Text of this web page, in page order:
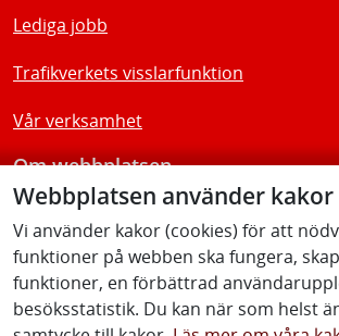
Webbplatsen använder kakor
Vi använder kakor (cookies) för att
funktioner på webben ska fungera,
funktioner, en förbättrad
besöksstatistik. Du kan när som helst
Lediga jobb
Trafikverkets visslarfunktion
Vår verksamhet
Om webbplatsen
Tillgänglighetsredogörelse
Följ oss